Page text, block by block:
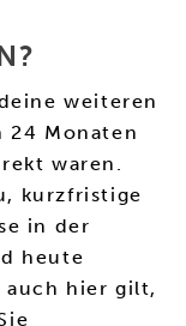
weiteren
24 Monaten
waren.
kurzfristige
in der
heute
auch hier gilt,